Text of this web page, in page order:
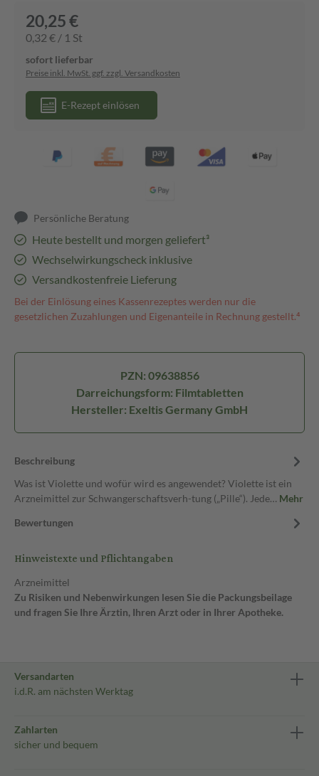
20,25 €
0,32 € / 1 St
sofort lieferbar
Preise inkl. MwSt. ggf. zzgl. Versandkosten
E-Rezept einlösen
Persönliche Beratung
Heute bestellt und morgen geliefert³
Wechselwirkungscheck inklusive
Versandkostenfreie Lieferung
Bei der Einlösung eines Kassenrezeptes werden nur die
gesetzlichen Zuzahlungen und Eigenanteile in Rechnung gestellt.⁴
PZN: 09638856
Darreichungsform: Filmtabletten
Hersteller: Exeltis Germany GmbH
Beschreibung
Was ist Violette und wofür wird es angewendet? Violette ist ein
Arzneimittel zur Schwangerschaftsverh-tung („Pille“). Jede… Mehr
Bewertungen
Hinweistexte und Pflichtangaben
Arzneimittel
Zu Risiken und Nebenwirkungen lesen Sie die Packungsbeilage
und fragen Sie Ihre Ärztin, Ihren Arzt oder in Ihrer Apotheke.
Versandarten
i.d.R. am nächsten Werktag
Zahlarten
sicher und bequem